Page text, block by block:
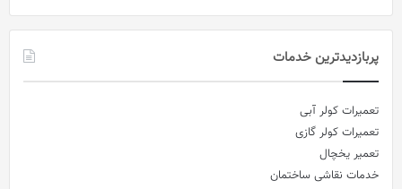
پربازدیدترین خدمات
تعمیرات کولر آبی
تعمیرات کولر گازی
تعمیر یخچال
خدمات نقاشی ساختمان